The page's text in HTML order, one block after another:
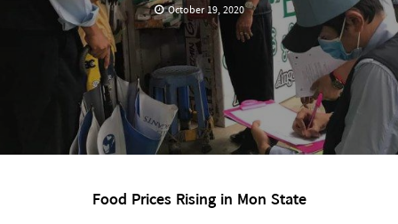
October 19, 2020
Food Prices Rising in Mon State